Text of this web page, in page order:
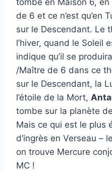
tombe en Maison 6,
de 6 et ce n’est qu’en
sur le Descendant. Le
l’hiver, quand le Soleil
indique qu’il se
/Maître de 6 dans ce
sur le Descendant, la
l’étoile de la Mort,
tombe sur la planète
Mais ce qui est le plus
d’ingrès en Verseau –
on trouve Mercure
MC !